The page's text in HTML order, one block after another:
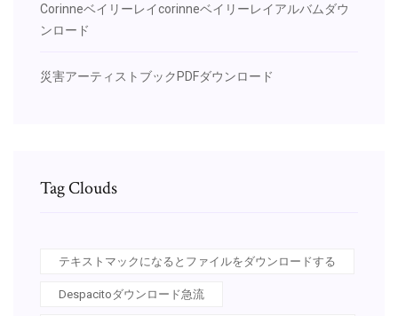
Corinneベイリーレイcorinneベイリーレイアルバムダウ
ンロード
災害アーティストブックPDFダウンロード
Tag Clouds
テキストマックになるとファイルをダウンロードする
Despacitoダウンロード急流